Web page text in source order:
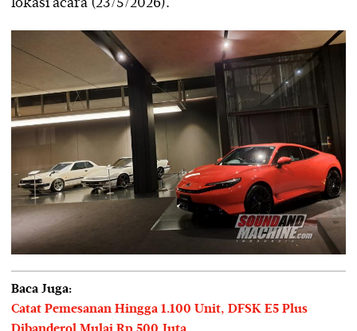
lokasi acara (23/5/2026).
Baca Juga:
Catat Pemesanan Hingga 1.100 Unit, DFSK E5 Plus